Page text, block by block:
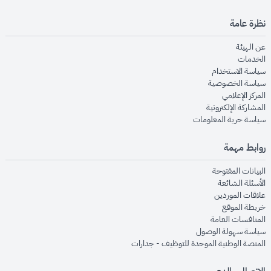
نظرة عامة
عن الهيئةopens in new window
الخدماتopens in new window
سياسة الاستخدام
سياسة الخصوصيةopens in new window
المركز الإعلاميopens in new window
المشاركة الإلكترونيةopens in new window
سياسة حرية المعلوماتopens in new window
روابط مهمة
البيانات المفتوحةopens in new window
الأسئلة الشائعةopens in new window
علاقات الموردينopens in new window
خريطة الموقعopens in new window
المنافسات العامةopens in new window
سياسة سهولة الوصولopens in new window
المنصة الوطنية الموحدة للتوظيف - جداراتopens in new window